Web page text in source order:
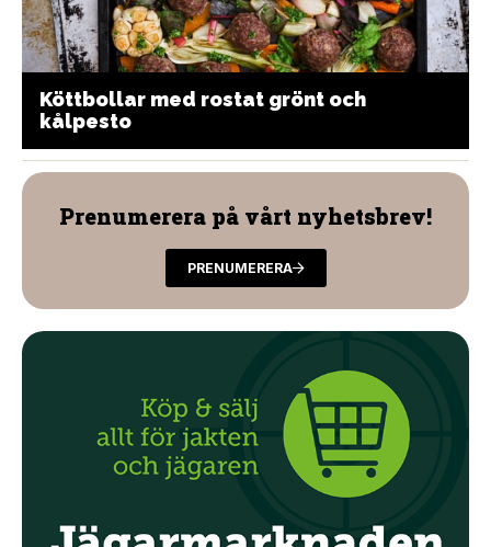
Köttbollar med rostat grönt och
kålpesto
Prenumerera på vårt nyhetsbrev!
PRENUMERERA